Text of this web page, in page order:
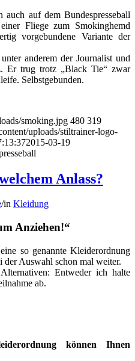
auf dem Bundespresseball
Fliege zum Smokinghemd
vorgebundene Variante der
anderem der Journalist und
Er trug trotz „Black Tie“ zwar
Selbstgebunden.
smoking.jpg 480 319
uploads/stiltrainer-logo-
2015-03-19
Anlass?
/in Kleidung
Anziehen!“
so genannte Kleiderordnung
der Auswahl schon mal weiter.
Entweder ich halte
ab.
können Ihnen